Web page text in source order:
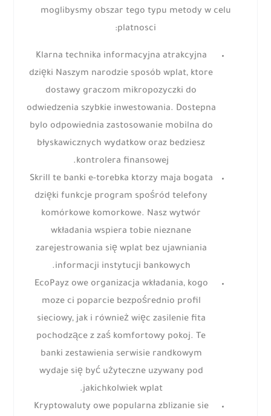
moglibysmy obszar tego typu metody w celu
platnosci:
Klarna technika informacyjna atrakcyjna
dzięki Naszym narodzie sposób wplat, ktore
dostawy graczom mikropozyczki do
odwiedzenia szybkie inwestowania. Dostepna
bylo odpowiednia zastosowanie mobilna do
błyskawicznych wydatkow oraz bedziesz
kontrolera finansowej.
Skrill te banki e-torebka ktorzy maja bogata
dzięki funkcje program spośród telefony
komórkowe komorkowe. Nasz wytwór
wkładania wspiera tobie nieznane
zarejestrowania się wplat bez ujawniania
informacji instytucji bankowych.
EcoPayz owe organizacja wkładania, kogo
moze ci poparcie bezpośrednio profil
sieciowy, jak i również więc zasilenie fita
pochodzące z zaś komfortowy pokoj. Te
banki zestawienia serwisie randkowym
wydaje się być użyteczne uzywany pod
jakichkolwiek wplat.
Kryptowaluty owe popularna zblizanie sie